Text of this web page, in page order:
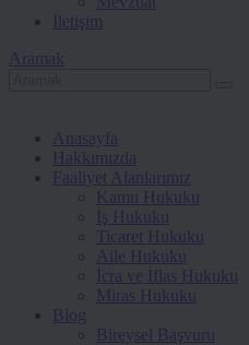
İletişim
Aramak
Anasayfa
Hakkımızda
Faaliyet Alanlarımız
Kamu Hukuku
İş Hukuku
Ticaret Hukuku
Aile Hukuku
İcra ve İflas Hukuku
Miras Hukuku
Blog
Bireysel Başvuru